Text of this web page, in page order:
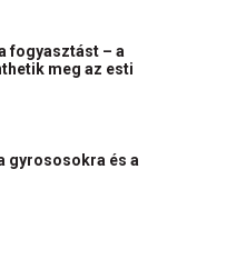
fogyasztást – a
meg az esti
gyrososokra és a